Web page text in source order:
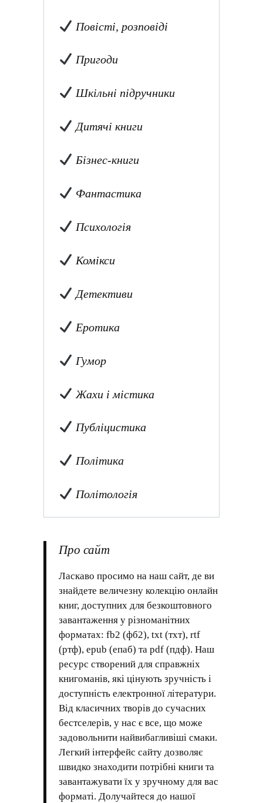
Повісті, розповіді
Пригоди
Шкільні підручники
Дитячі книги
Бізнес-книги
Фантастика
Психологія
Комікси
Детективи
Еротика
Гумор
Жахи і містика
Публіцистика
Політика
Політологія
Про сайт
Ласкаво просимо на наш сайт, де ви
знайдете величезну колекцію онлайн
книг, доступних для безкоштовного
завантаження у різноманітних
форматах: fb2 (фб2), txt (тхт), rtf
(ртф), epub (епаб) та pdf (пдф). Наш
ресурс створений для справжніх
книгоманів, які цінують зручність і
доступність електронної літератури.
Від класичних творів до сучасних
бестселерів, у нас є все, що може
задовольнити найвибагливіші смаки.
Легкий інтерфейс сайту дозволяє
швидко знаходити потрібні книги та
завантажувати їх у зручному для вас
форматі. Долучайтеся до нашої